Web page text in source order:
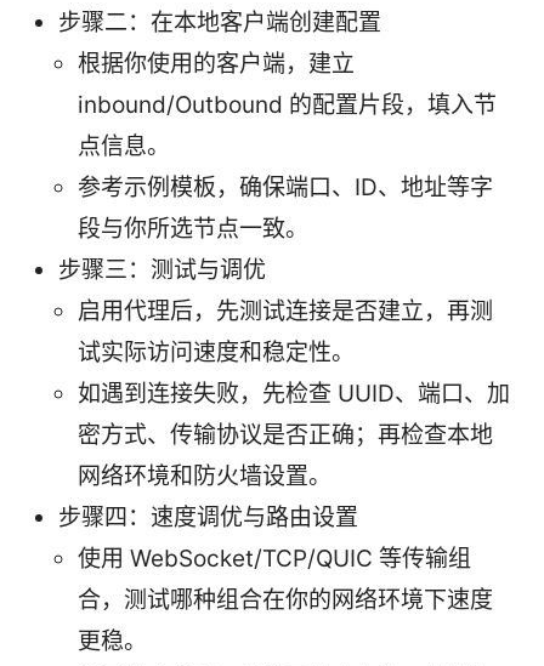
步骤二：在本地客户端创建配置
根据你使用的客户端，建立
inbound/Outbound 的配置片段，填入节
点信息。
参考示例模板，确保端口、ID、地址等字
段与你所选节点一致。
步骤三：测试与调优
启用代理后，先测试连接是否建立，再测
试实际访问速度和稳定性。
如遇到连接失败，先检查 UUID、端口、加
密方式、传输协议是否正确；再检查本地
网络环境和防火墙设置。
步骤四：速度调优与路由设置
使用 WebSocket/TCP/QUIC 等传输组
合，测试哪种组合在你的网络环境下速度
更稳。